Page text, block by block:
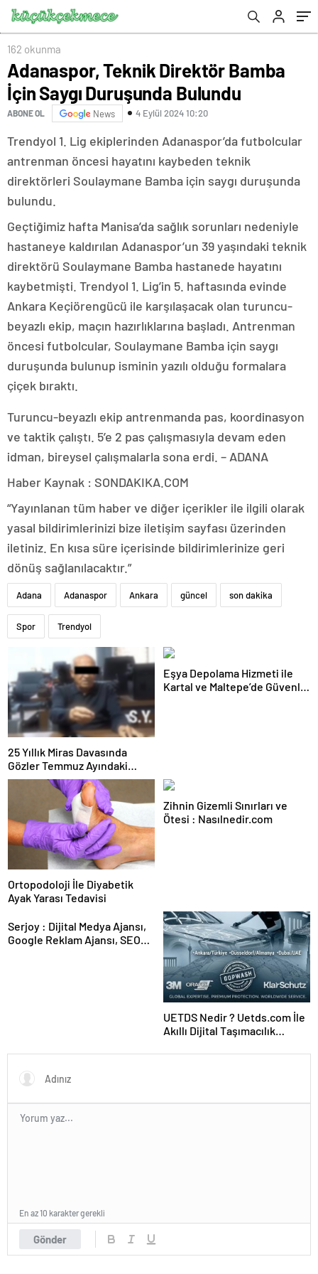
162 okunma
Adanaspor, Teknik Direktör Bamba
İçin Saygı Duruşunda Bulundu
ABONE OL News 4 Eylül 2024 10:20
Trendyol 1. Lig ekiplerinden Adanaspor’da futbolcular
antrenman öncesi hayatını kaybeden teknik
direktörleri Soulaymane Bamba için saygı duruşunda
bulundu.
Geçtiğimiz hafta Manisa’da sağlık sorunları nedeniyle
hastaneye kaldırılan Adanaspor’un 39 yaşındaki teknik
direktörü Soulaymane Bamba hastanede hayatını
kaybetmişti. Trendyol 1. Lig’in 5. haftasında evinde
Ankara Keçiörengücü ile karşılaşacak olan turuncu-
beyazlı ekip, maçın hazırlıklarına başladı. Antrenman
öncesi futbolcular, Soulaymane Bamba için saygı
duruşunda bulunup isminin yazılı olduğu formalara
çiçek bıraktı.
Turuncu-beyazlı ekip antrenmanda pas, koordinasyon
ve taktik çalıştı. 5’e 2 pas çalışmasıyla devam eden
idman, bireysel çalışmalarla sona erdi. – ADANA
Haber Kaynak : SONDAKIKA.COM
“Yayınlanan tüm haber ve diğer içerikler ile ilgili olarak
yasal bildirimlerinizi bize iletişim sayfası üzerinden
iletiniz. En kısa süre içerisinde bildirimlerinize geri
dönüş sağlanılacaktır.”
Adana Adanaspor Ankara güncel son dakika
Spor Trendyol
25 Yıllık Miras Davasında
Gözler Temmuz Ayındaki
Karar Duruşmasına Çevrildi
Eşya Depolama Hizmeti ile
Kartal ve Maltepe’de Güvenli
Ortopodoloji İle Diyabetik
Ayak Yarası Tedavisi
Zihnin Gizemli Sınırları ve
Ötesi : Nasılnedir.com
Serjoy : Dijital Medya Ajansı,
Google Reklam Ajansı, SEO
UETDS Nedir ? Uetds.com İle
Akıllı Dijital Taşımacılık
Gönder
En az 10 karakter gerekli